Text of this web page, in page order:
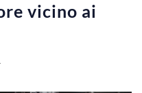
vicino ai